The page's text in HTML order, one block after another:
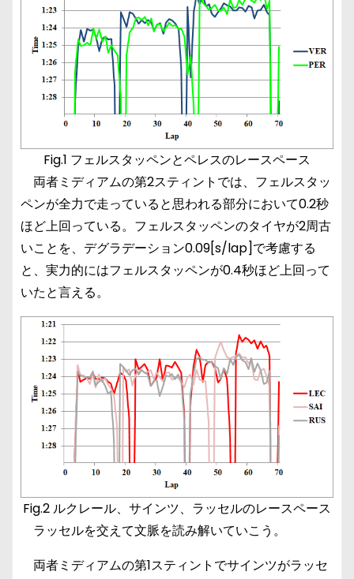
Fig.1 フェルスタッペンとペレスのレースペース
両者ミディアムの第2スティントでは、フェルスタッ
ペンが全力で走っていると思われる部分において0.2秒
ほど上回っている。フェルスタッペンのタイヤが2周古
いことを、デグラデーション0.09[s/lap]で考慮する
と、実力的にはフェルスタッペンが0.4秒ほど上回って
いたと言える。
Fig.2 ルクレール、サインツ、ラッセルのレースペース
ラッセルを交えて文脈を読み解いていこう。
両者ミディアムの第1スティントでサインツがラッセ